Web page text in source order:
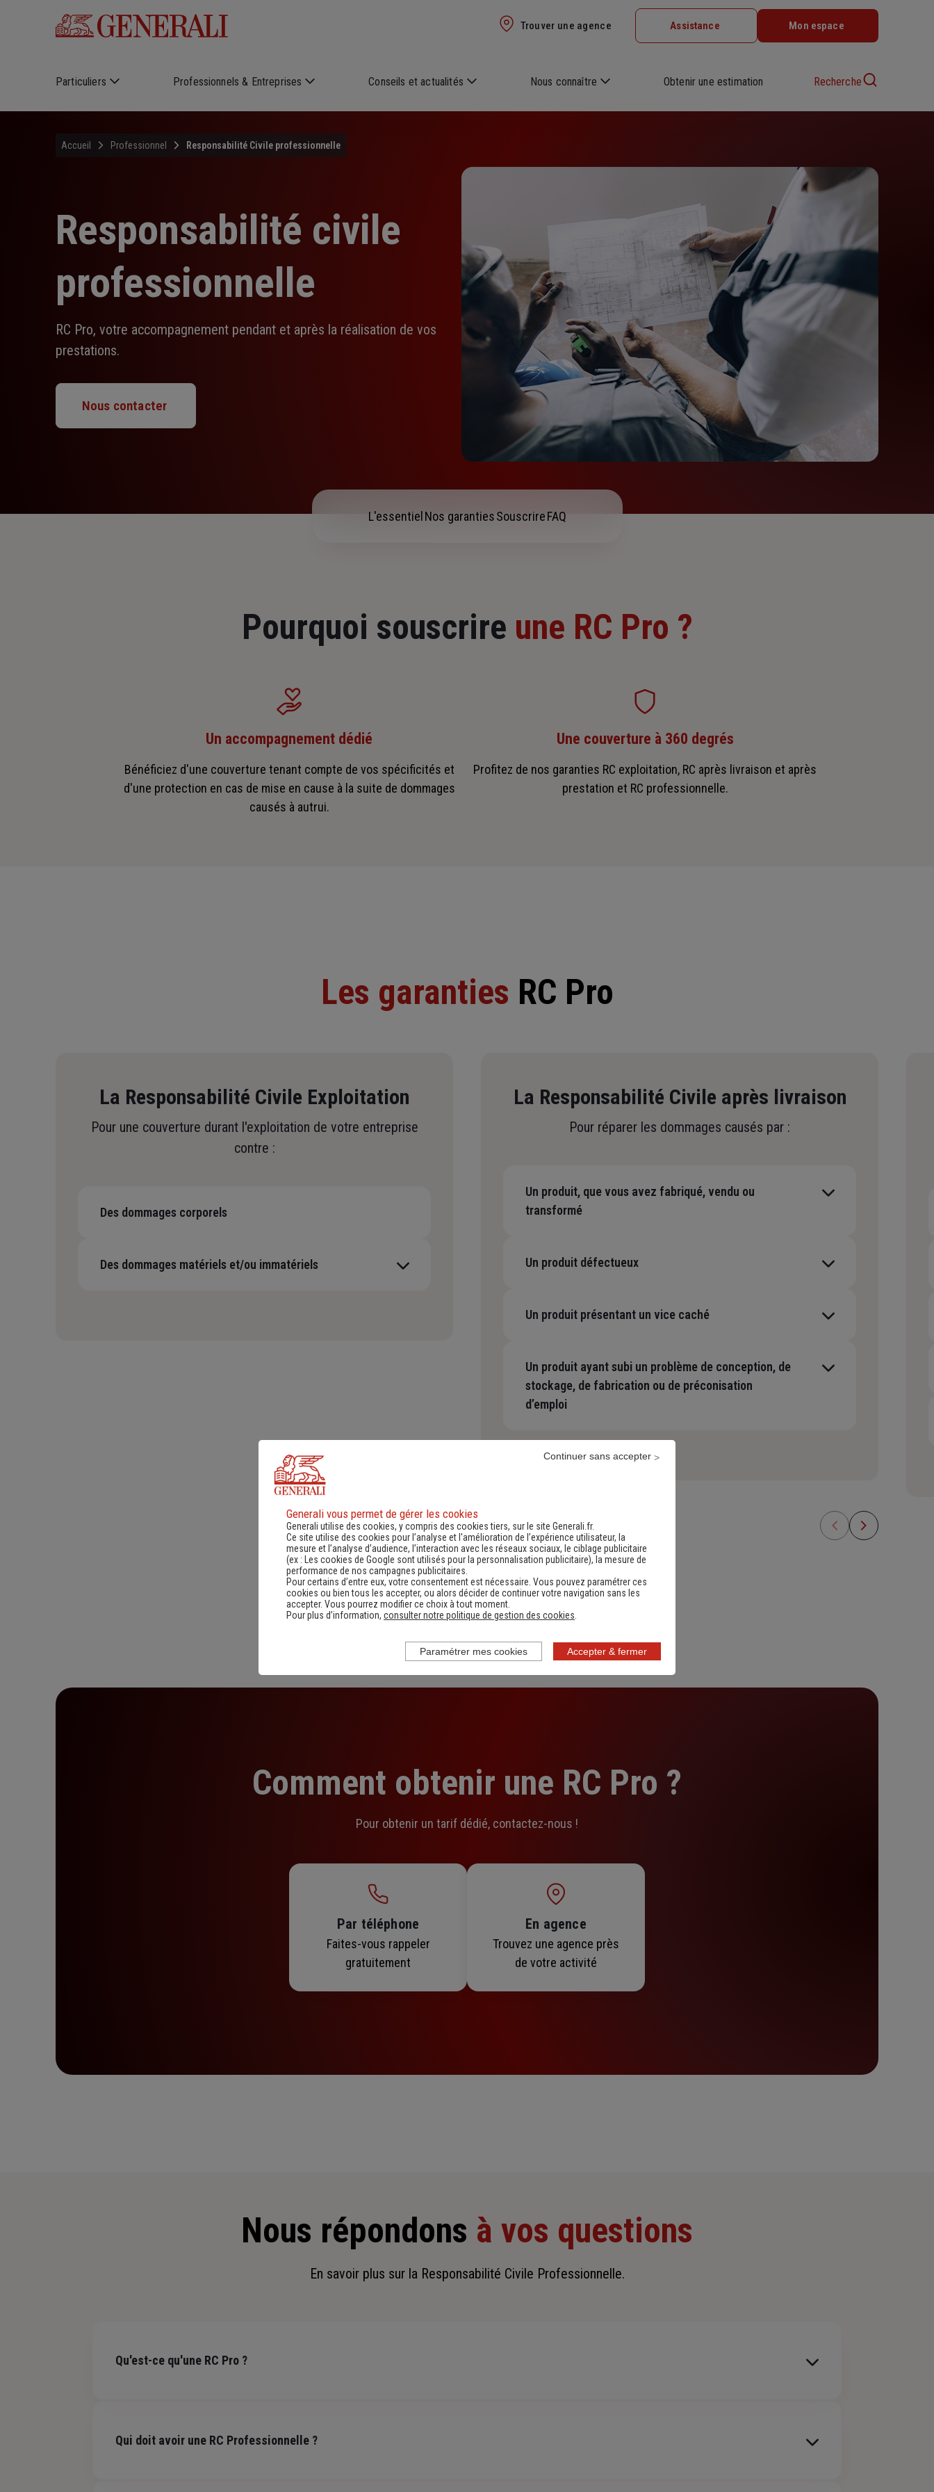
Trouver une agence Assistance Mon espace
Particuliers Professionnels & Entreprises Conseils et actualités Nous connaître Obtenir une estimation Recherche
Accueil Professionnel Responsabilité Civile professionnelle
Responsabilité civile
professionnelle
RC Pro, votre accompagnement pendant et après la réalisation de vos
prestations.
Nous contacter
L'essentiel Nos garantiesSouscrireFAQ
Pourquoi souscrire une RC Pro ?
Un accompagnement dédié
Bénéficiez d'une couverture tenant compte de vos spécificités et
d'une protection en cas de mise en cause à la suite de dommages
causés à autrui.
Une couverture à 360 degrés
Profitez de nos garanties RC exploitation, RC après livraison et après
prestation et RC professionnelle.
Les garanties RC Pro
La Responsabilité Civile Exploitation
Pour une couverture durant l'exploitation de votre entreprise
contre :
Des dommages corporels
Des dommages matériels et/ou immatériels
La Responsabilité Civile après livraison
Pour réparer les dommages causés par :
Un produit, que vous avez fabriqué, vendu ou
transformé
Un produit défectueux
Un produit présentant un vice caché
Un produit ayant subi un problème de conception, de
stockage, de fabrication ou de préconisation
d’emploi
Contacter un conseiller
Comment obtenir une RC Pro ?
Pour obtenir un tarif dédié, contactez-nous !
Par téléphone
Faites-vous rappeler
gratuitement
En agence
Trouvez une agence près
de votre activité
Nous répondons à vos questions
En savoir plus sur la Responsabilité Civile Professionnelle.
Qu'est-ce qu'une RC Pro ?
Qui doit avoir une RC Professionnelle ?
Generali vous permet de gérer les cookies
Generali utilise des cookies, y compris des cookies tiers, sur le site Generali.fr.
Ce site utilise des cookies pour l’analyse et l'amélioration de l’expérience utilisateur, la
mesure et l’analyse d’audience, l’interaction avec les réseaux sociaux, le ciblage publicitaire
(ex :
Les cookies de Google sont utilisés pour la personnalisation publicitaire), la mesure de
performance de nos campagnes publicitaires.
Pour certains d’entre eux, votre consentement est nécessaire. Vous pouvez paramétrer ces
cookies ou bien tous les accepter, ou alors décider de continuer votre navigation sans les
accepter. Vous pourrez modifier ce choix à tout moment.
Pour plus d’information, consulter notre politique de gestion des cookies
Accepter & fermer
Continuer sans accepter
Paramétrer mes cookies